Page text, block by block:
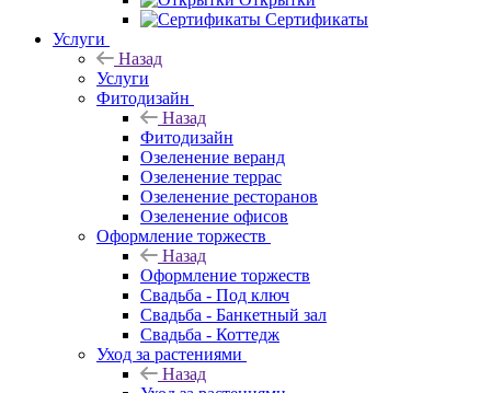
Сертификаты
Услуги
Назад
Услуги
Фитодизайн
Назад
Фитодизайн
Озеленение веранд
Озеленение террас
Озеленение ресторанов
Озеленение офисов
Оформление торжеств
Назад
Оформление торжеств
Свадьба - Под ключ
Свадьба - Банкетный зал
Свадьба - Коттедж
Уход за растениями
Назад